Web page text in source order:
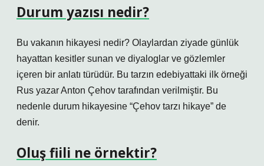
Durum yazısı nedir?
Bu vakanın hikayesi nedir? Olaylardan ziyade günlük
hayattan kesitler sunan ve diyaloglar ve gözlemler
içeren bir anlatı türüdür. Bu tarzın edebiyattaki ilk örneği
Rus yazar Anton Çehov tarafından verilmiştir. Bu
nedenle durum hikayesine “Çehov tarzı hikaye” de
denir.
Oluş fiili ne örnektir?